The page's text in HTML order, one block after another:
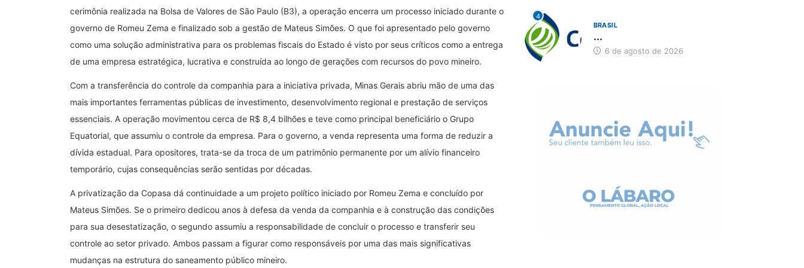
cerimônia realizada na Bolsa de Valores de São Paulo (B3), a operação encerra um processo iniciado durante o
governo de Romeu Zema e finalizado sob a gestão de Mateus Simões. O que foi apresentado pelo governo
como uma solução administrativa para os problemas fiscais do Estado é visto por seus críticos como a entrega
de uma empresa estratégica, lucrativa e construída ao longo de gerações com recursos do povo mineiro.
Com a transferência do controle da companhia para a iniciativa privada, Minas Gerais abriu mão de uma das
mais importantes ferramentas públicas de investimento, desenvolvimento regional e prestação de serviços
essenciais. A operação movimentou cerca de R$ 8,4 bilhões e teve como principal beneficiário o Grupo
Equatorial, que assumiu o controle da empresa. Para o governo, a venda representa uma forma de reduzir a
dívida estadual. Para opositores, trata-se da troca de um patrimônio permanente por um alívio financeiro
temporário, cujas consequências serão sentidas por décadas.
A privatização da Copasa dá continuidade a um projeto político iniciado por Romeu Zema e concluído por
Mateus Simões. Se o primeiro dedicou anos à defesa da venda da companhia e à construção das condições
para sua desestatização, o segundo assumiu a responsabilidade de concluir o processo e transferir seu
controle ao setor privado. Ambos passam a figurar como responsáveis por uma das mais significativas
mudanças na estrutura do saneamento público mineiro.
4
BRASIL
...
6 de agosto de 2026